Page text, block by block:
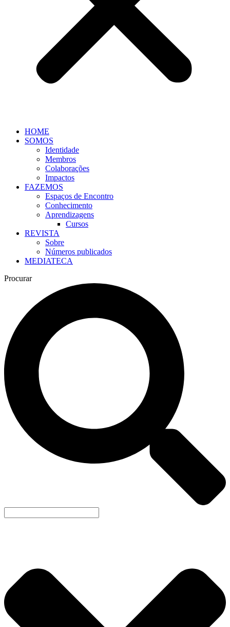
HOME
SOMOS
Identidade
Membros
Colaborações
Impactos
FAZEMOS
Espaços de Encontro
Conhecimento
Aprendizagens
Cursos
REVISTA
Sobre
Números publicados
MEDIATECA
Procurar